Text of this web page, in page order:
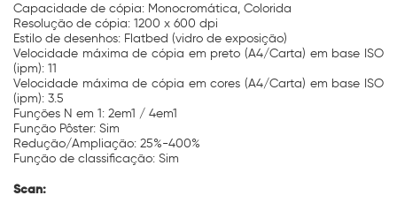
Capacidade de cópia: Monocromática, Colorida
Resolução de cópia: 1200 x 600 dpi
Estilo de desenhos: Flatbed (vidro de exposição)
Velocidade máxima de cópia em preto (A4/Carta) em base ISO
(ipm): 11
Velocidade máxima de cópia em cores (A4/Carta) em base ISO
(ipm): 3.5
Funções N em 1: 2em1 / 4em1
Função Pôster: Sim
Redução/Ampliação: 25%-400%
Função de classificação: Sim
Scan: